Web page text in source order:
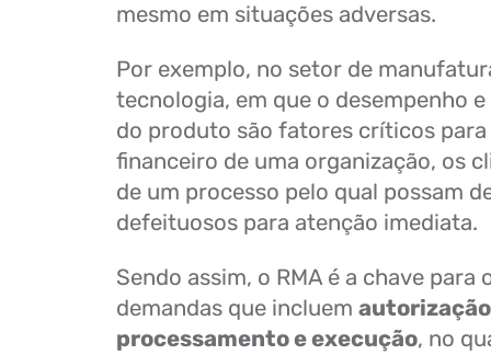
mesmo em situações adversas.
Por exemplo, no setor de
tecnologia, em que o desempenho
do produto são fatores críticos para
financeiro de uma organização, os
de um processo pelo qual possam
defeituosos para atenção imediata.
Sendo assim, o RMA é a chave para
demandas que incluem
processamento e execução, no